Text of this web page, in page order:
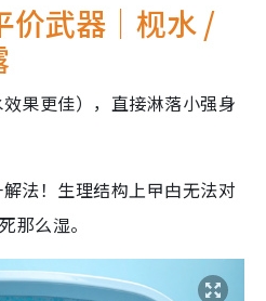
价武器｜枧水 /
果更佳），直接淋落小强身
法！生理结构上曱甴无法对
那么湿。